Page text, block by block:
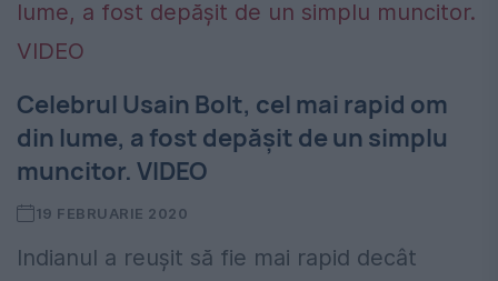
Celebrul Usain Bolt, cel mai rapid om
din lume, a fost depăşit de un simplu
muncitor. VIDEO
19 FEBRUARIE 2020
Indianul a reuşit să fie mai rapid decât